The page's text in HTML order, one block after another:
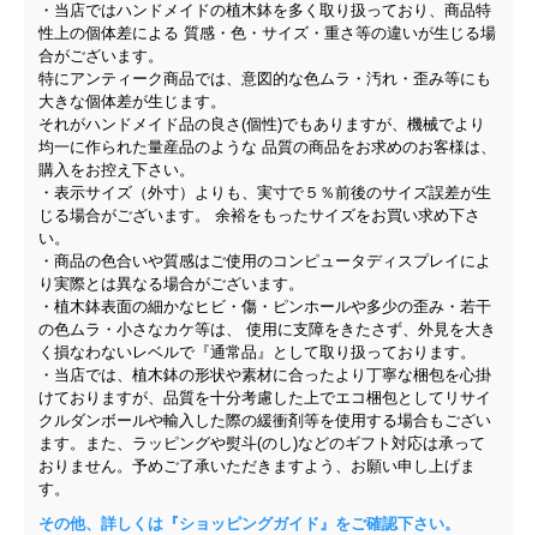
・当店ではハンドメイドの植木鉢を多く取り扱っており、商品特
性上の個体差による 質感・色・サイズ・重さ等の違いが生じる場
合がございます。
特にアンティーク商品では、意図的な色ムラ・汚れ・歪み等にも
大きな個体差が生じます。
それがハンドメイド品の良さ(個性)でもありますが、機械でより
均一に作られた量産品のような 品質の商品をお求めのお客様は、
購入をお控え下さい。
・表示サイズ（外寸）よりも、実寸で５％前後のサイズ誤差が生
じる場合がございます。 余裕をもったサイズをお買い求め下さ
い。
・商品の色合いや質感はご使用のコンピュータディスプレイによ
り実際とは異なる場合がございます。
・植木鉢表面の細かなヒビ・傷・ピンホールや多少の歪み・若干
の色ムラ・小さなカケ等は、 使用に支障をきたさず、外見を大き
く損なわないレベルで『通常品』として取り扱っております。
・当店では、植木鉢の形状や素材に合ったより丁寧な梱包を心掛
けておりますが、品質を十分考慮した上でエコ梱包としてリサイ
クルダンボールや輸入した際の緩衝剤等を使用する場合もござい
ます。また、ラッピングや熨斗(のし)などのギフト対応は承って
おりません。予めご了承いただきますよう、お願い申し上げま
す。
その他、詳しくは『ショッピングガイド』をご確認下さい。